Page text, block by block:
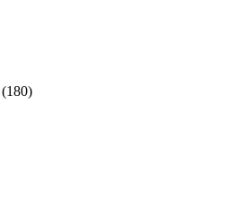
(180)